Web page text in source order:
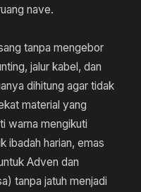
nave.
tanpa mengebor
jalur kabel, dan
dihitung agar tidak
material yang
warna mengikuti
ibadah harian, emas
Adven dan
tanpa jatuh menjadi